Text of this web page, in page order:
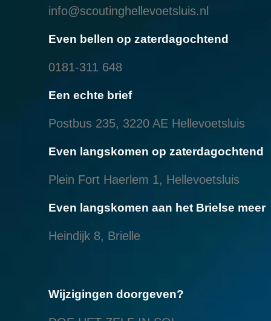
info@scoutinghellevoetsluis.nl
Even bellen op zaterdagochtend
0181-311 648
Een echte brief
Postbus 235, 3220 AE Hellevoetsluis
Even langskomen op zaterdagochtend
Plein Fort Haerlem 1, Hellevoetsluis
Even langskomen aan het Brielse meer
Heindijk 8, Brielle
Wijzigingen doorgeven?